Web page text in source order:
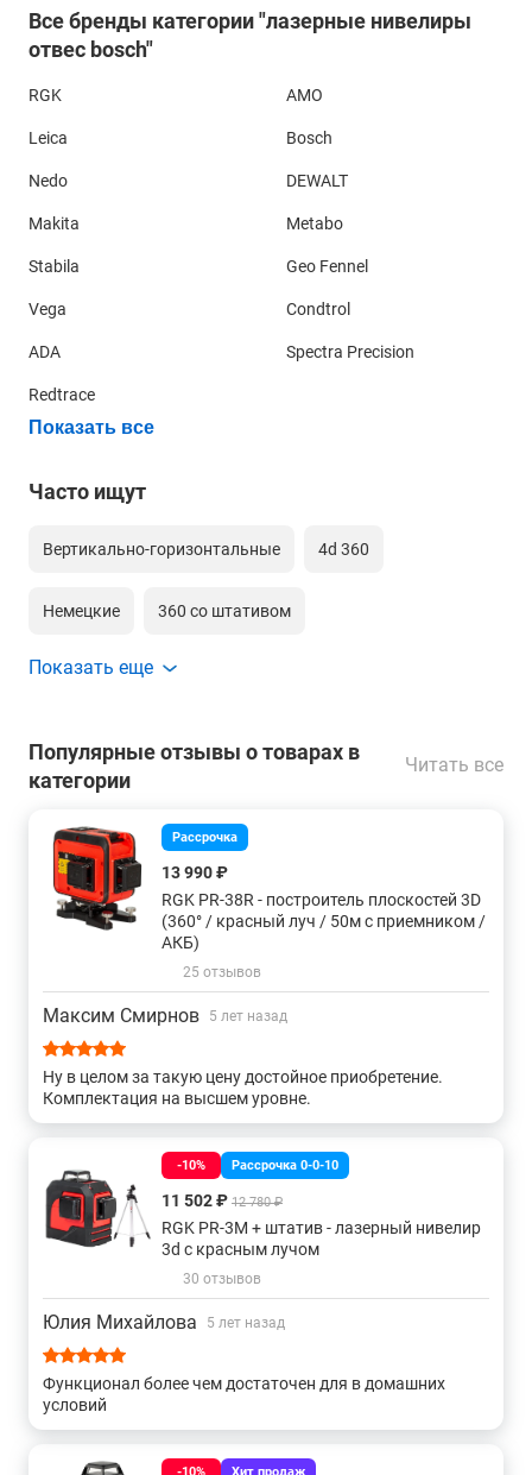
Все бренды категории "лазерные нивелиры
отвес bosch"
RGK AMO
Leica Bosch
Nedo DEWALT
Makita Metabo
Stabila Geo Fennel
Vega Condtrol
ADA Spectra Precision
Redtrace
Показать все
Часто ищут
Вертикально-горизонтальные 4d 360
Немецкие 360 со штативом
360 градусов 4д зеленый луч
16 лучей
Зеленые самовыравнивающиеся
Для стройки Для потолков 90 градусов
Аккумуляторные
Gll 3-80
3d 360 градусов 5 линий Gcl 2
С красным лучом Sp Gcl 2-15
Gll 2-10 3d с зеленым лучом Gll 2-15 Gll 2-50
От 100 до 300 метров
Свыше 300 метров
Показать еще
Популярные отзывы о товарах в
категории
Читать все
Рассрочка
13 990 ₽
RGK PR-38R - построитель плоскостей 3D
(360° / красный луч / 50м с приемником /
АКБ)
25 отзывов
Максим Смирнов 5 лет назад
Ну в целом за такую цену достойное приобретение.
Комплектация на высшем уровне.
-10% Рассрочка 0-0-10
11 502 ₽ 12 780 ₽
RGK PR-3M + штатив - лазерный нивелир
3d с красным лучом
30 отзывов
Юлия Михайлова 5 лет назад
Функционал более чем достаточен для в домашних
условий